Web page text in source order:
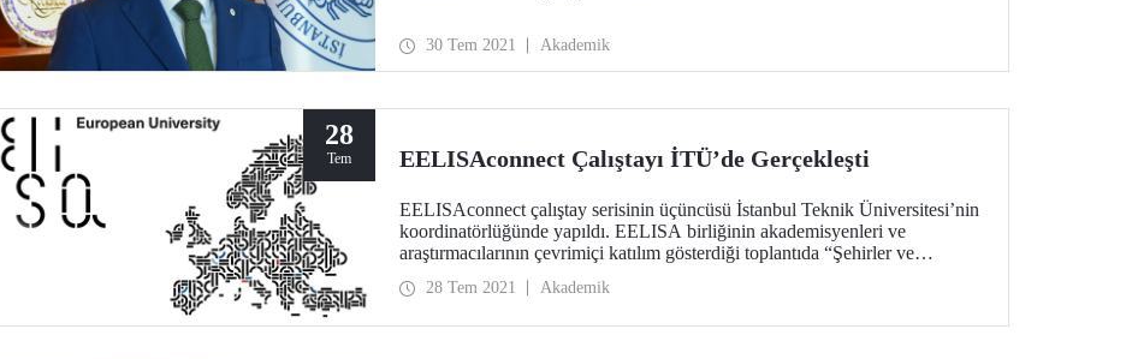
30 Tem 2021 Akademik
28
Tem EELISAconnect Çalıştayı İTÜ’de Gerçekleşti
EELISAconnect çalıştay serisinin üçüncüsü İstanbul Teknik Üniversitesi’nin
koordinatörlüğünde yapıldı. EELISA birliğinin akademisyenleri ve
araştırmacılarının çevrimiçi katılım gösterdiği toplantıda “Şehirler ve
stratejiler için EELISA faaliyetleri portföyü oluşturma kararı alındı.
28 Tem 2021 Akademik